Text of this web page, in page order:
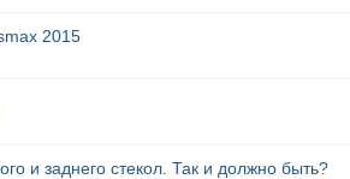
2015
и заднего стекол. Так и должно быть?